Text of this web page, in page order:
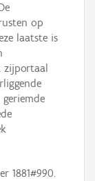
op
laatste is
1881#990.